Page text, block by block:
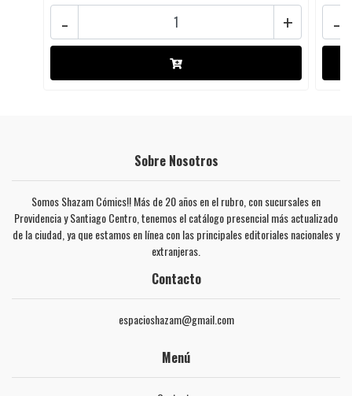
+
- -
Sobre Nosotros
Somos Shazam Cómics!! Más de 20 años en el rubro, con sucursales en
Providencia y Santiago Centro, tenemos el catálogo presencial más actualizado
de la ciudad, ya que estamos en línea con las principales editoriales nacionales y
extranjeras.
Contacto
espacioshazam@gmail.com
Menú